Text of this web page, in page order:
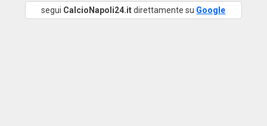
segui CalcioNapoli24.itdirettamente su Google